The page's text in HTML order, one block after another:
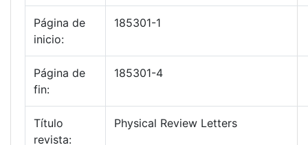
Página de
inicio:
185301-1
Página de
fin:
185301-4
Título
revista:
Physical Review Letters